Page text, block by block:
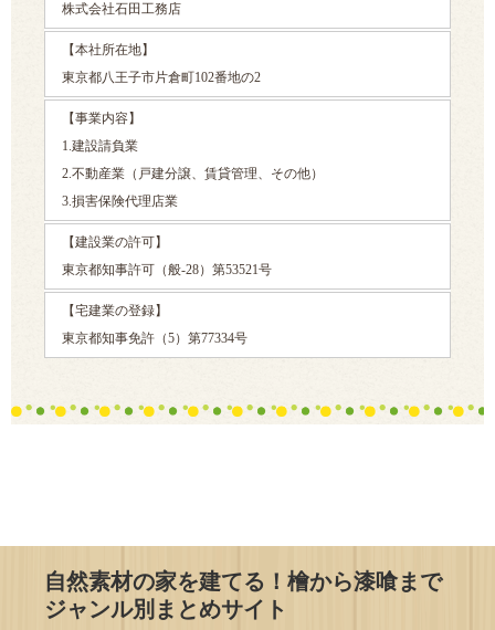
株式会社石田工務店
【本社所在地】
東京都八王子市片倉町102番地の2
【事業内容】
1.建設請負業
2.不動産業（戸建分譲、賃貸管理、その他）
3.損害保険代理店業
【建設業の許可】
東京都知事許可（般-28）第53521号
【宅建業の登録】
東京都知事免許（5）第77334号
自然素材の家を建てる！檜から漆喰まで
ジャンル別まとめサイト